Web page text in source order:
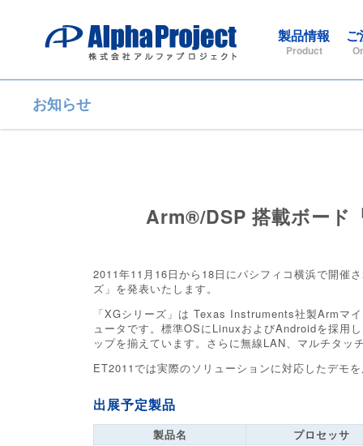
製品情報
Product
ご
お知らせ
Arm®/DSP 搭載ボード
2011年11月16日から18日にパシフィコ横浜で開催
ズ」を発表いたします。
「XGシリーズ」は Texas Instruments社製Armマ
ュータです。標準OSにLinuxおよびAndroidを採用
ップを揃えています。さらに無線LAN、マルチタッ
ET2011では実際のソリューションに対応したデモ
出展予定製品
製品名
プロセッサ